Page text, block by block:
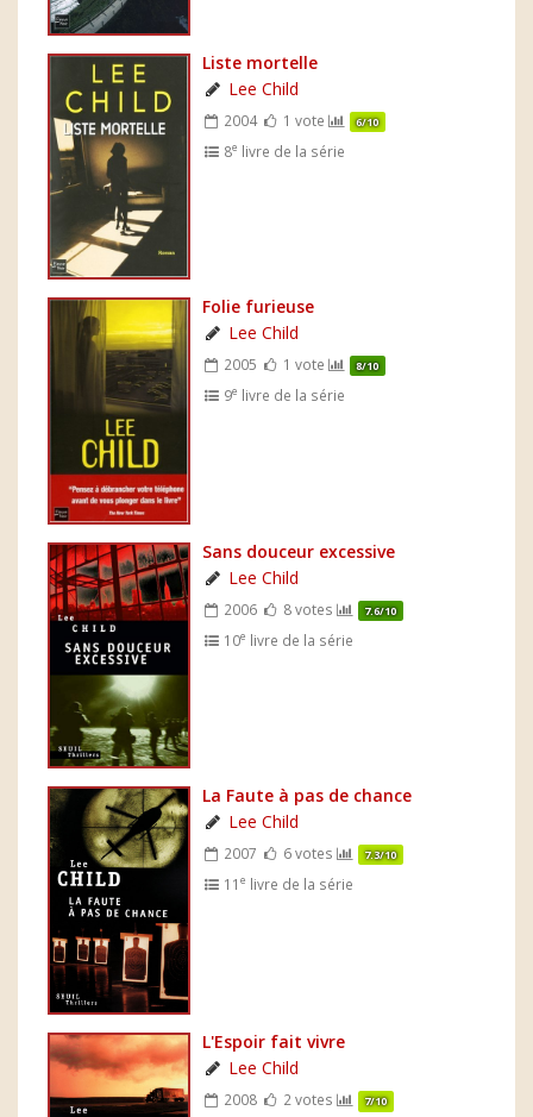
Liste mortelle
Lee Child
2004 1 vote 6/10
8e livre de la série
Folie furieuse
Lee Child
2005 1 vote 8/10
9e livre de la série
Sans douceur excessive
Lee Child
2006 8 votes 7.6/10
10e livre de la série
La Faute à pas de chance
Lee Child
2007 6 votes 7.3/10
11e livre de la série
L'Espoir fait vivre
Lee Child
2008 2 votes 7/10